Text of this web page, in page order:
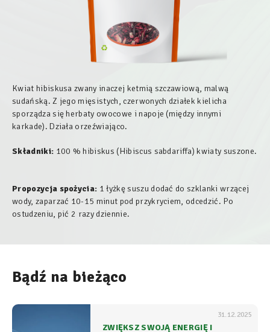
Kwiat hibiskusa zwany inaczej ketmią szczawiową, malwą
sudańską. Z jego mięsistych, czerwonych działek kielicha
sporządza się herbaty owocowe i napoje (między innymi
karkade). Działa orzeźwiająco.
Składniki: 100 % hibiskus (Hibiscus sabdariffa) kwiaty suszone.
Propozycja spożycia: 1 łyżkę suszu dodać do szklanki wrzącej
wody, zaparzać 10-15 minut pod przykryciem, odcedzić. Po
ostudzeniu, pić 2 razy dziennie.
Bądź na bieżąco
31.12.2025
ZWIĘKSZ SWOJĄ ENERGIĘ I